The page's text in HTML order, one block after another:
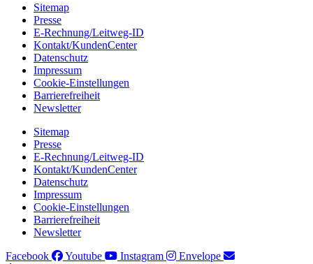
Sitemap
Presse
E-Rechnung/Leitweg-ID
Kontakt/KundenCenter
Datenschutz
Impressum
Cookie-Einstellungen
Barrierefreiheit
Newsletter
Sitemap
Presse
E-Rechnung/Leitweg-ID
Kontakt/KundenCenter
Datenschutz
Impressum
Cookie-Einstellungen
Barrierefreiheit
Newsletter
Facebook
Youtube Instagram
Envelope